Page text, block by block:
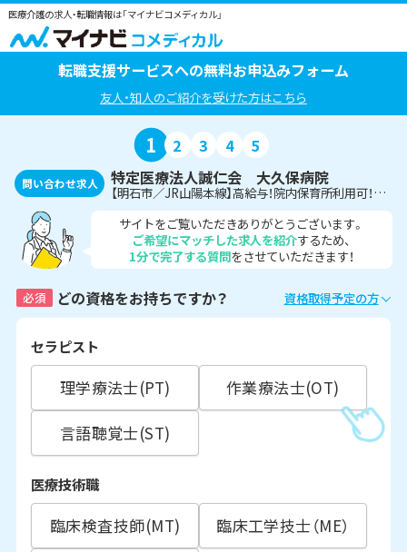
医療介護の求人・転職情報は「マイナビコメディカル」
転職支援サービスへの無料お申込みフォーム
友人・知人のご紹介を受けた方はこちら
1 2 3 4 5
問い合わせ求人 特定医療法人誠仁会 大久保病院
【明石市／JR山陽本線】高給与！院内保育所利用可！診療放射線技師
サイトをご覧いただきありがとうございます。
ご希望にマッチした求人を紹介するため、
1分で完了する質問をさせていただきます！
必須 どの資格をお持ちですか？ 資格取得予定の方
セラピスト
理学療法士(PT)
作業療法士(OT)
言語聴覚士(ST)
医療技術職
臨床検査技師(MT)
臨床工学技士（ME）